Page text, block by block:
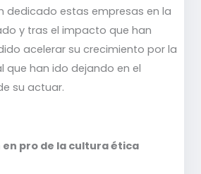
dedicado estas empresas en la
y tras el impacto que han
acelerar su crecimiento por la
que han ido dejando en el
su actuar.
pro de la cultura ética